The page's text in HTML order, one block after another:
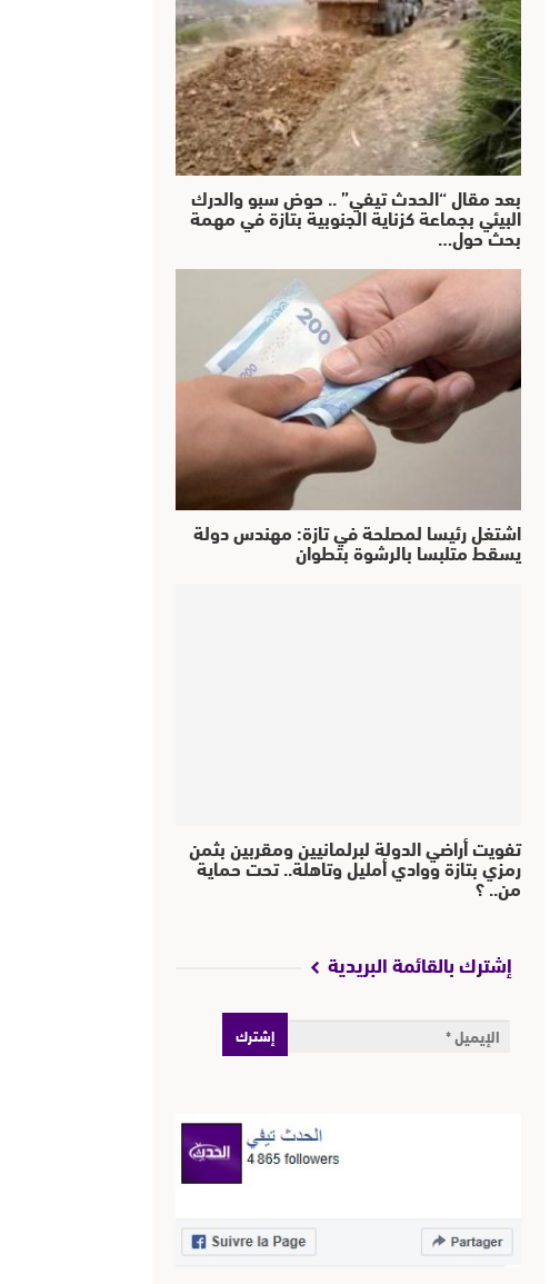
بعد مقال “الحدث تيفي” .. حوض سبو والدرك
البيئي بجماعة كزناية الجنوبية بتازة في مهمة
بحث حول…
اشتغل رئيسا لمصلحة في تازة: مهندس دولة
يسقط متلبسا بالرشوة بتطوان
تفويت أراضي الدولة لبرلمانيين ومقربين بثمن
رمزي بتازة ووادي أمليل وتاهلة.. تحت حماية
من.. ؟
إشترك بالقائمة البريدية